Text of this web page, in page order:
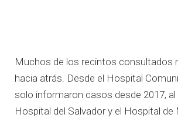
Muchos de los recintos consultados
hacia atrás. Desde el Hospital
solo informaron casos desde 2017, al
Hospital del Salvador y el Hospital de